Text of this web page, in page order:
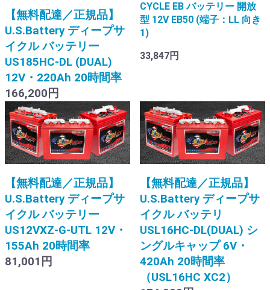
【無料配達／正規品】
U.S.Battery ディープサ
イクル バッテリー
US185HC-DL (DUAL)
12V・220Ah 20時間率
166,200円
CYCLE EB バッテリー 開放
型 12V EB50 (端子：LL 向き
1)
33,847円
【無料配達／正規品】
U.S.Battery ディープサ
イクル バッテリー
US12VXZ-G-UTL 12V・
155Ah 20時間率
81,001円
【無料配達／正規品】
U.S.Battery ディープサ
イクル バッテリ
USL16HC-DL(DUAL) シ
ングルキャップ 6V・
420Ah 20時間率
（USL16HC XC2）